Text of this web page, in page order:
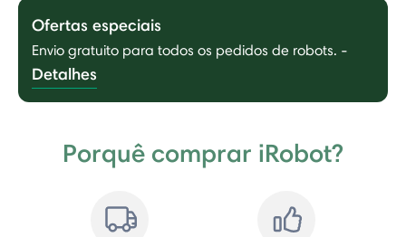
Ofertas especiais
Envio gratuito para todos os pedidos de robots. -
Detalhes
Porquê comprar iRobot?